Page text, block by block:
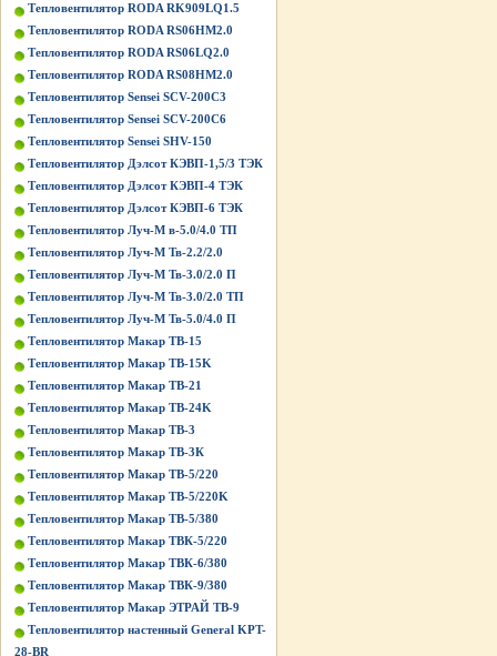
Тепловентилятор RODA RK909LQ1.5
Тепловентилятор RODA RS06HM2.0
Тепловентилятор RODA RS06LQ2.0
Тепловентилятор RODA RS08HM2.0
Тепловентилятор Sensei SCV-200C3
Тепловентилятор Sensei SCV-200C6
Тепловентилятор Sensei SHV-150
Тепловентилятор Дэлсот КЭВП-1,5/3 ТЭК
Тепловентилятор Дэлсот КЭВП-4 ТЭК
Тепловентилятор Дэлсот КЭВП-6 ТЭК
Тепловентилятор Луч-М в-5.0/4.0 ТП
Тепловентилятор Луч-М Тв-2.2/2.0
Тепловентилятор Луч-М Тв-3.0/2.0 П
Тепловентилятор Луч-М Тв-3.0/2.0 ТП
Тепловентилятор Луч-М Тв-5.0/4.0 П
Тепловентилятор Макар ТВ-15
Тепловентилятор Макар ТВ-15K
Тепловентилятор Макар ТВ-21
Тепловентилятор Макар ТВ-24K
Тепловентилятор Макар ТВ-3
Тепловентилятор Макар ТВ-3К
Тепловентилятор Макар ТВ-5/220
Тепловентилятор Макар ТВ-5/220K
Тепловентилятор Макар ТВ-5/380
Тепловентилятор Макар ТВК-5/220
Тепловентилятор Макар ТВК-6/380
Тепловентилятор Макар ТВК-9/380
Тепловентилятор Макар ЭТРАЙ ТВ-9
Тепловентилятор настенный General KPT-
28-BR